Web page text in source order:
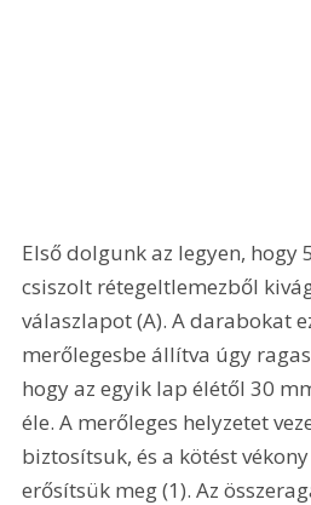
Első dolgunk az legyen, hogy
csiszolt rétegeltlemezből
válaszlapot (A). A darabokat
merőlegesbe állítva úgy
hogy az egyik lap élétől 30
éle. A merőleges helyzetet
biztosítsuk, és a kötést
erősítsük meg (1). Az